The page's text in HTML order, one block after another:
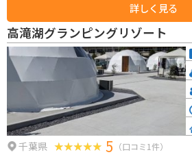
詳しく見る
高滝湖グランピングリゾート
千葉県 5 （口コミ1件）